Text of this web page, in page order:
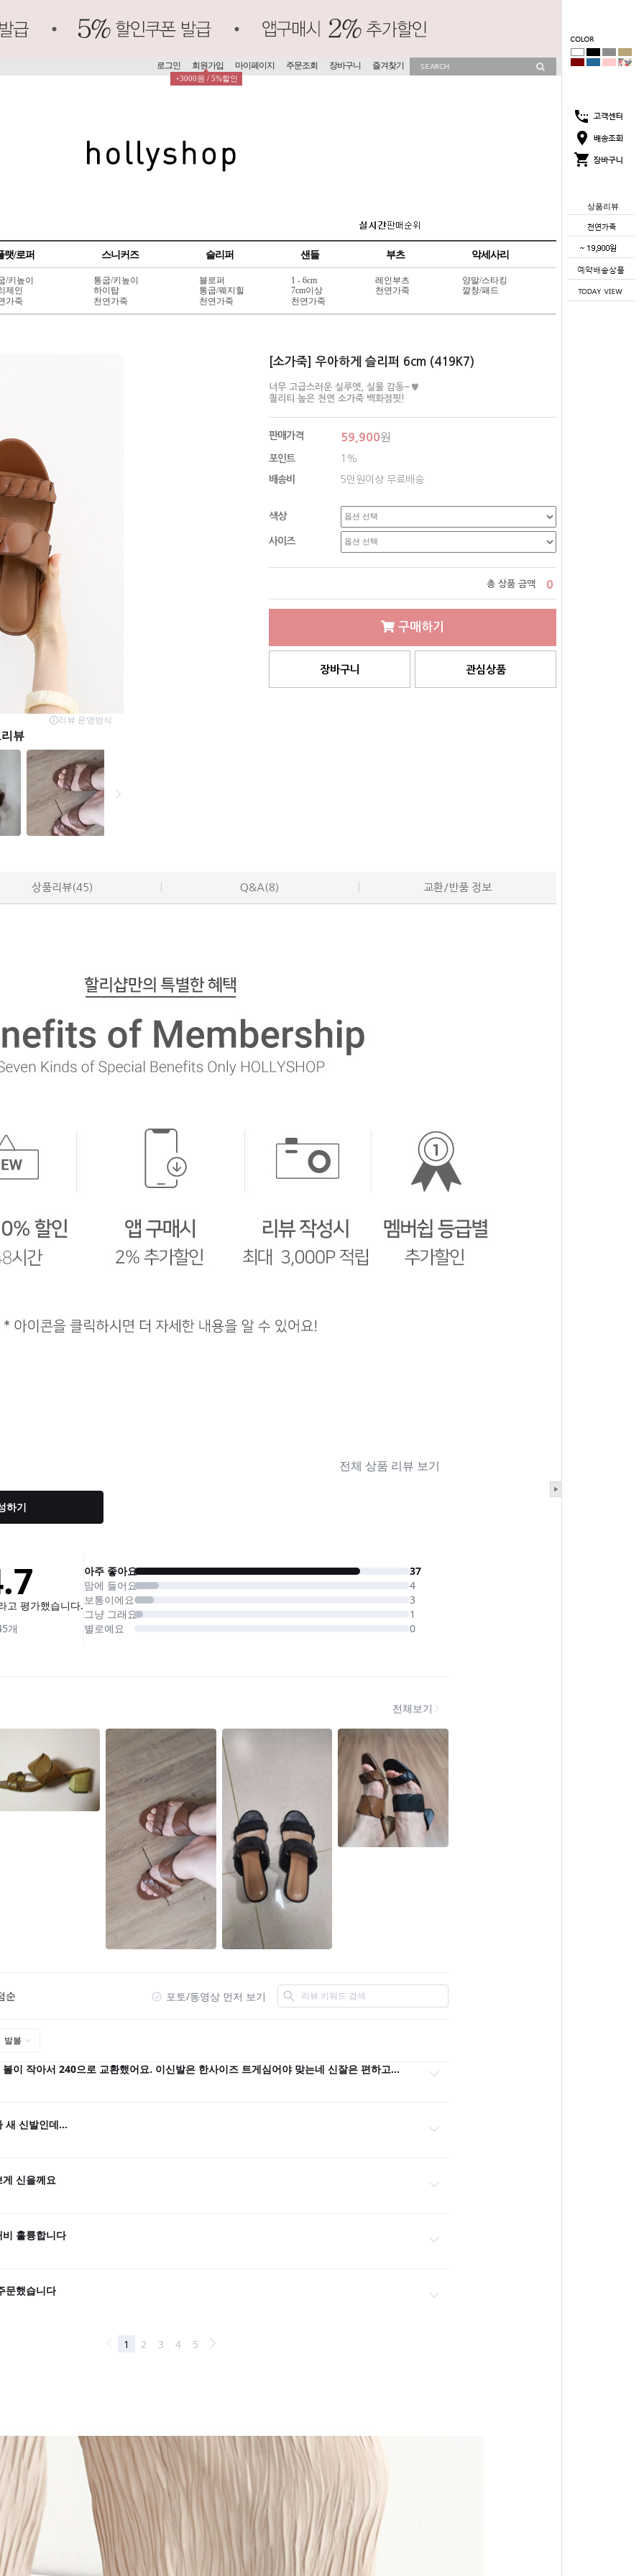
상품리뷰
로그인 회원가입
+3000원 / 5%할인
마이페이지 주문조회 장바구니 즐겨찾기
랫/로퍼 스니커즈 슬리퍼 샌들 부츠 악세사리
/키높이
제인
가죽
통굽/키높이
하이탑
천연가죽
블로퍼
통굽/웨지힐
천연가죽
1 - 6cm
7cm이상
천연가죽
레인부츠
천연가죽
양말/스타킹
깔창/패드
[소가죽] 우아하게 슬리퍼 6cm (419K7)
너무 고급스러운 실루엣, 실물 감동~♥
퀄리티 높은 천연 소가죽 백화점핏!
판매가격 59,900원
포인트 1%
배송비 5만원이상 무료배송
색상
사이즈
총 상품 금액 0
구매하기
장바구니 관심상품
상품리뷰(45) Q&A(8) 교환/반품 정보